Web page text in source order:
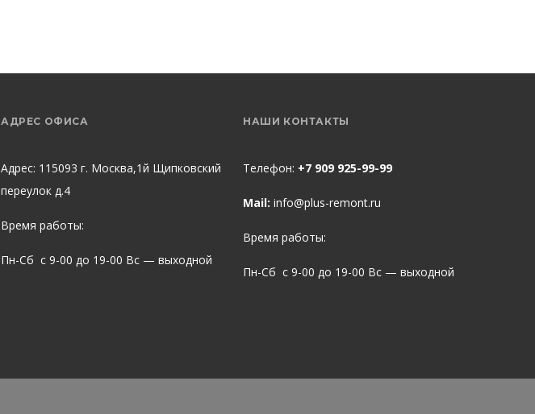
АДРЕС ОФИСА
Адрес: 115093 г. Москва,1й Щипковский
переулок д.4
Время работы:
Пн-Сб с 9-00 до 19-00 Вс — выходной
НАШИ КОНТАКТЫ
Телефон: +7 909 925-99-99
Mail: info@plus-remont.ru
Время работы:
Пн-Сб с 9-00 до 19-00 Вс — выходной